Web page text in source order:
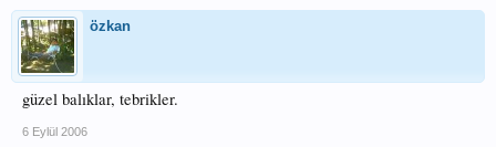
özkan
güzel balıklar, tebrikler.
6 Eylül 2006